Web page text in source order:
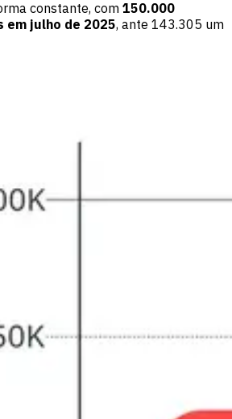
constante, com 150.000
em julho de 2025, ante 143.305 um